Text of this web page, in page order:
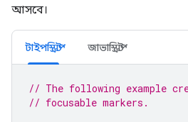
আসবে।
টাইপস্ক্রিপ্ট জাভাস্ক্রিপ্ট
// The following example
// focusable markers.